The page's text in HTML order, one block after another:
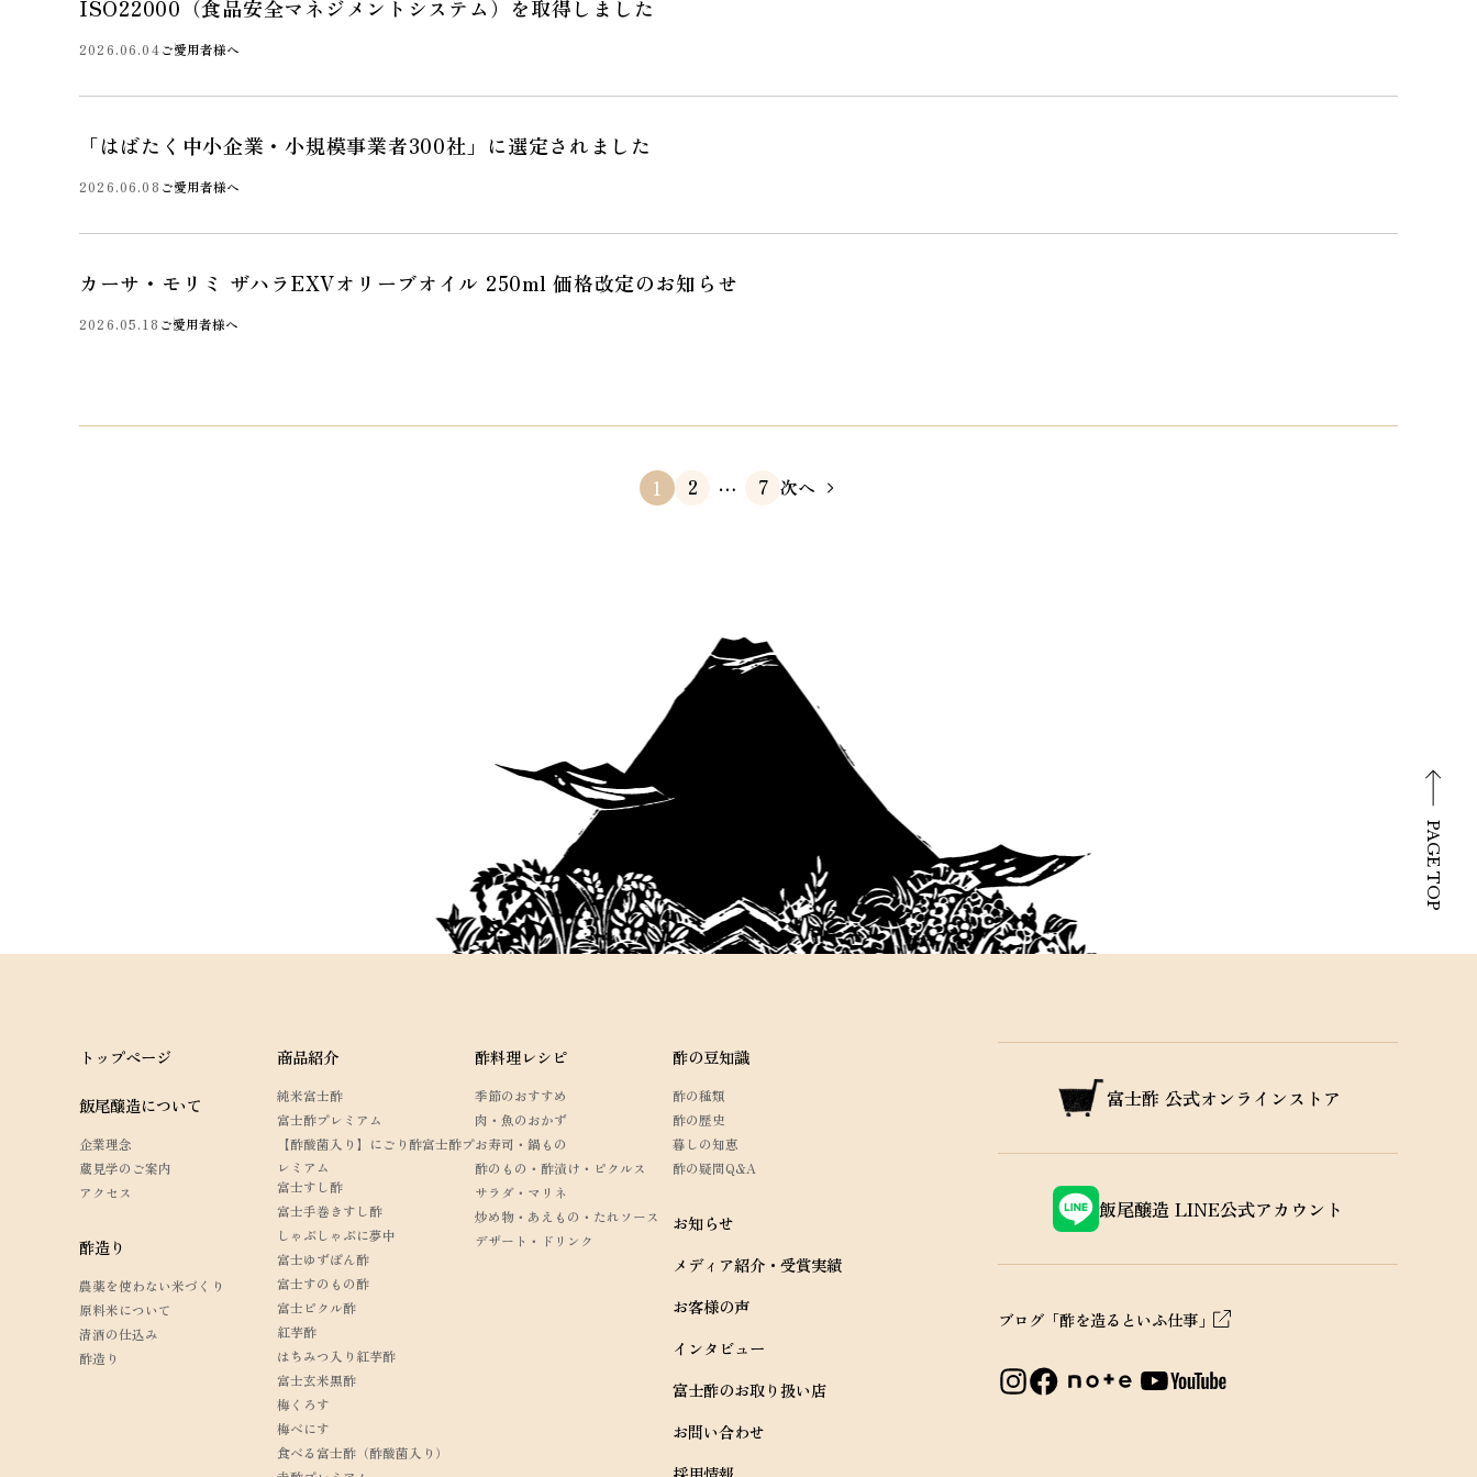
ISO22000（食品安全マネジメントシステム）を取得しました
2026.06.04ご愛用者様へ
「はばたく中小企業・小規模事業者300社」に選定されました
2026.06.08 ご愛用者様へ
カーサ・モリミ ザハラEXVオリーブオイル 250ml 価格改定のお知らせ
2026.05.18 ご愛用者様へ
1 2 … 7 次へ
PAGE TOP
トップページ
飯尾醸造について
企業理念
蔵見学のご案内
アクセス
酢造り
農薬を使わない米づくり
原料米について
清酒の仕込み
酢造り
商品紹介
純米富士酢
富士酢プレミアム
【酢酸菌入り】にごり酢富士酢プ
レミアム
富士すし酢
富士手巻きすし酢
しゃぶしゃぶに夢中
富士ゆずぽん酢
富士すのもの酢
富士ピクル酢
紅芋酢
はちみつ入り紅芋酢
富士玄米黒酢
梅くろす
梅べにす
食べる富士酢（酢酸菌入り）
酢料理レシピ
季節のおすすめ
肉・魚のおかず
お寿司・鍋もの
酢のもの・酢漬け・ピクルス
サラダ・マリネ
炒め物・あえもの・たれソース
デザート・ドリンク
酢の豆知識
酢の種類
酢の歴史
暮しの知恵
酢の疑問Q&A
お知らせ
メディア紹介・受賞実績
お客様の声
インタビュー
富士酢のお取り扱い店
お問い合わせ
富士酢 公式オンラインストア
飯尾醸造 LINE公式アカウント
ブログ「酢を造るといふ仕事」